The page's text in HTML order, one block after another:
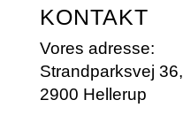
KONTAKT
Vores adresse:
Strandparksvej 36,
2900 Hellerup